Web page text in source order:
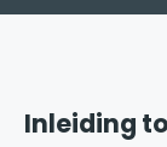
Inleiding